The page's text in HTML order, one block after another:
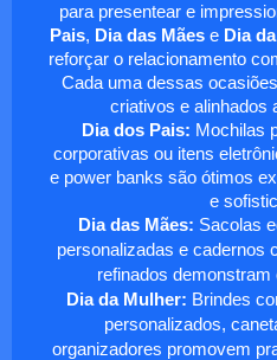
para presentear e
Pais, Dia das Mãese Dia
reforçar o relacionamento
Cada uma dessas
criativos e alinhados
Dia dos Pais: Mochilas
corporativas ou itens
e power banks são ótimos
e
Dia das Mães: Sacolas
personalizadas e cadernos
refinados demonstram
Dia da Mulher: Brindes
personalizados,
organizadores promovem